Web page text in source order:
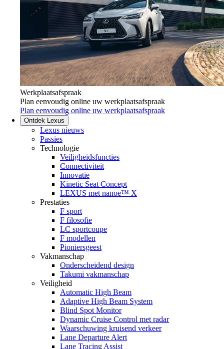
Werkplaatsafspraak
Plan eenvoudig online uw werkplaatsafspraak
Plan eenvoudig online uw werkplaatsafspraak
Ontdek Lexus
Lexus nieuws
Passies
Technologie
Veiligheidsfuncties
Connectiviteit
Innovatie
Kinetic Seat Concept
LEXUS met nanoe™ X
Prestaties
F sport
F filosofie
LC sportcoupe
F modellen
Pioniersgeest
Vakmanschap
Onderscheidend design
Takumi vakmanschap
Veiligheid
Automatic High Beam
Adaptive High Beam System
Blind Spot Monitor
Dynamic Cruise Control met radar
Waarschuwing kruisend verkeer
Lane Departure Alert
Lane Tracing Assist